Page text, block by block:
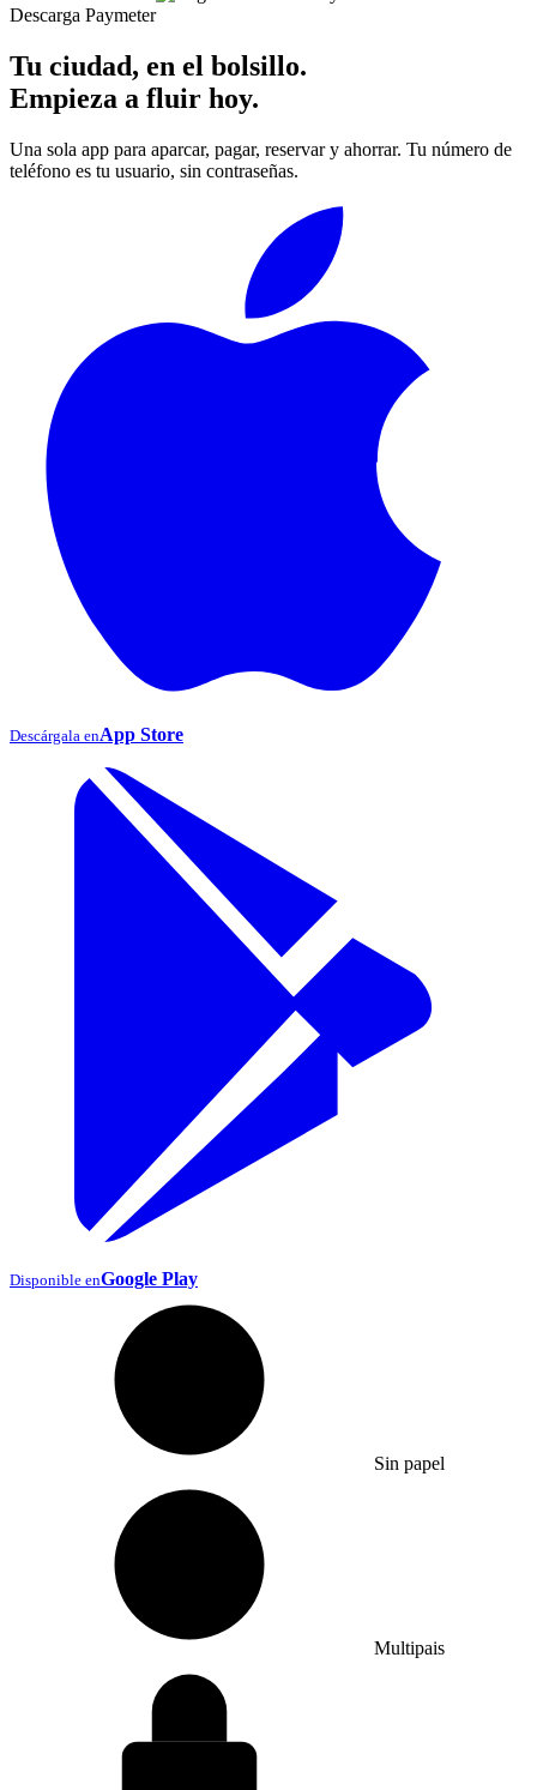
Descarga Paymeter
Tu ciudad, en el bolsillo.
Empieza a fluir hoy.
Una sola app para aparcar, pagar, reservar y ahorrar. Tu número de
teléfono es tu usuario, sin contraseñas.
Descárgala enApp Store
Disponible enGoogle Play
Sin papel
Multipais